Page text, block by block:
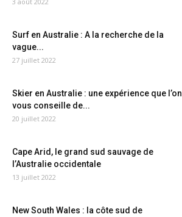
Surf en Australie : A la recherche de la
vague...
27 juillet 2022
Skier en Australie : une expérience que l’on
vous conseille de...
20 juillet 2022
Cape Arid, le grand sud sauvage de
l’Australie occidentale
13 juillet 2022
New South Wales : la côte sud de